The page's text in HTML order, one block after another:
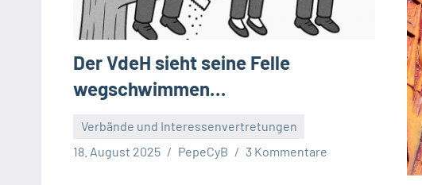
Der VdeH sieht seine Felle
wegschwimmen…
Verbände und Interessenvertretungen
18. August 2025
PepeCyB 3 Kommentare